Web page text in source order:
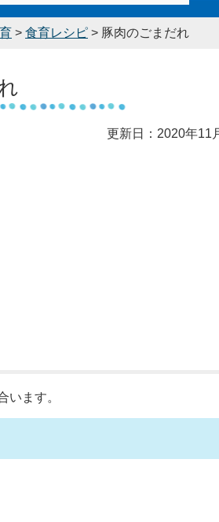
> 食育レシピ > 豚肉のごまだれ
更新日：2020年11
います。